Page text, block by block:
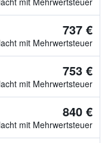
737 €
mit Mehrwertsteuer
753 €
mit Mehrwertsteuer
840 €
mit Mehrwertsteuer